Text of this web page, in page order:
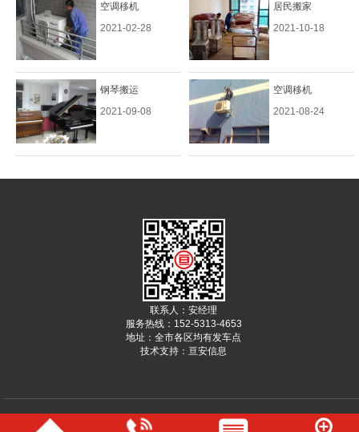
空调移机
2021-02-28
居民搬家
2021-10-18
钢琴搬运
2021-09-08
空调移机
2021-08-24
联系人：安经理
服务热线：152-5313-4653
地址：全市各区均有发车点
技术支持： 亘安信息
版权所有 © 德州万泰搬家服务中